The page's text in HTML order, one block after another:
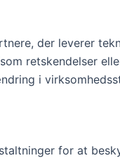
der leverer
retskendelser
i
for at